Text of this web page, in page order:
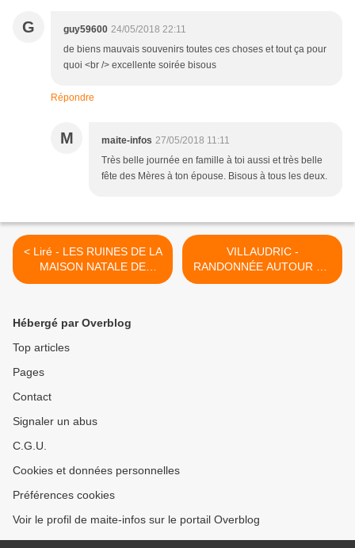
G guy59600 24/05/2018 22:11
de biens mauvais souvenirs toutes ces choses et tout ça pour
quoi <br /> excellente soirée bisous
Répondre
M maite-infos 27/05/2018 11:11
Très belle journée en famille à toi aussi et très belle
fête des Mères à ton épouse. Bisous à tous les deux.
< Liré - LES RUINES DE LA
MAISON NATALE DE
JOACHIM DU BELLAY
VILLAUDRIC -
RANDONNÉE AUTOUR DE
LA FLORE SAMEDI 26 MAI
Hébergé par Overblog
Top articles
Pages
Contact
Signaler un abus
C.G.U.
Cookies et données personnelles
Préférences cookies
Voir le profil de maite-infos sur le portail Overblog